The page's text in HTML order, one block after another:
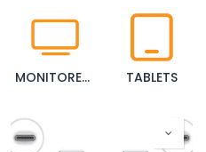
MONITORES Y TVS TABLETS